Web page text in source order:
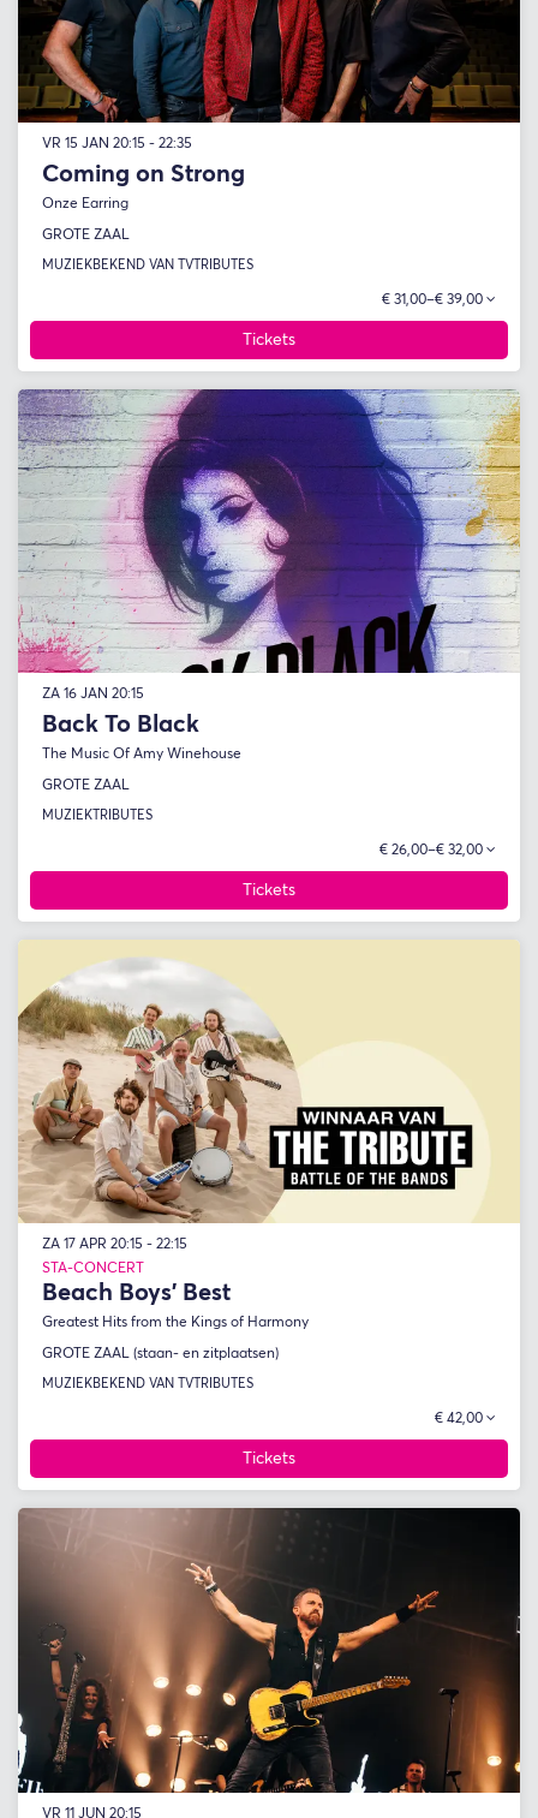
Coming on Strong
Onze Earring
VR 15 JAN 20:15 - 22:35
GROTE ZAAL
MUZIEK BEKEND VAN TV TRIBUTES
€ 31,00–€ 39,00
Tickets
Back To Black
The Music Of Amy Winehouse
ZA 16 JAN 20:15
GROTE ZAAL
MUZIEK TRIBUTES
€ 26,00–€ 32,00
Tickets
Beach Boys' Best
Greatest Hits from the Kings of Harmony
STA-CONCERT
ZA 17 APR 20:15 - 22:15
GROTE ZAAL (staan- en zitplaatsen)
MUZIEKBEKEND VAN TV TRIBUTES
€ 42,00
Tickets
VR 11 JUN 20:15